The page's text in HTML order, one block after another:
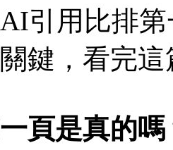
引用比排
鍵，看完
頁是真的